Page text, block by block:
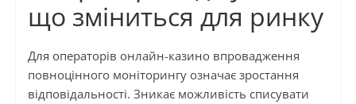
що зміниться для ринку
Для операторів онлайн-казино впровадження
повноцінного моніторингу означає зростання
відповідальності. Зникає можливість списувати